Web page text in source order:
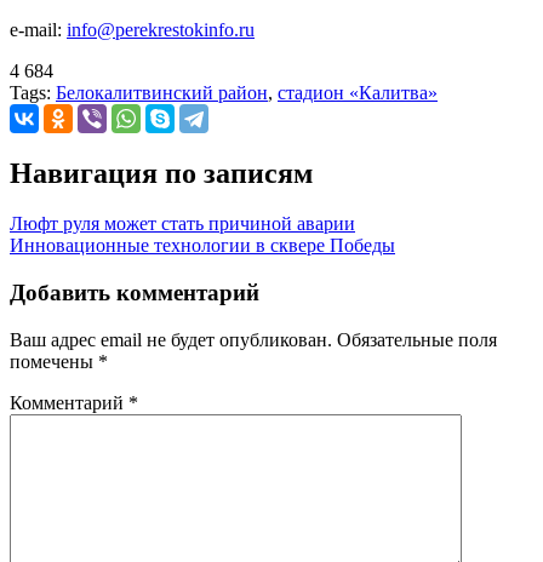
e-mail: info@perekrestokinfo.ru
4 684
Tags: Белокалитвинский район, стадион «Калитва»
Навигация по записям
Люфт руля может стать причиной аварии
Инновационные технологии в сквере Победы
Добавить комментарий
Ваш адрес email не будет опубликован. Обязательные поля
помечены *
Комментарий *